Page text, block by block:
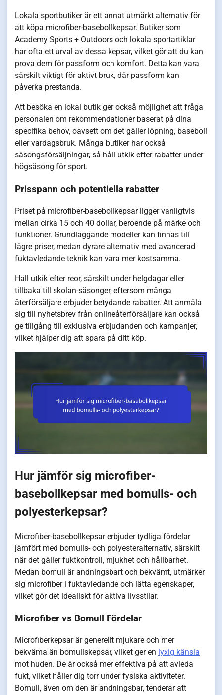
Lokala sportbutiker är ett annat utmärkt alternativ för
att köpa microfiber-basebollkepsar. Butiker som
Academy Sports + Outdoors och lokala sportartiklar
har ofta ett urval av dessa kepsar, vilket gör att du kan
prova dem för passform och komfort. Detta kan vara
särskilt viktigt för aktivt bruk, där passform kan
påverka prestanda.
Att besöka en lokal butik ger också möjlighet att fråga
personalen om rekommendationer baserat på dina
specifika behov, oavsett om det gäller löpning, baseboll
eller vardagsbruk. Många butiker har också
säsongsförsäljningar, så håll utkik efter rabatter under
högsäsong för sport.
Prisspann och potentiella rabatter
Priset på microfiber-basebollkepsar ligger vanligtvis
mellan cirka 15 och 40 dollar, beroende på märke och
funktioner. Grundläggande modeller kan finnas till
lägre priser, medan dyrare alternativ med avancerad
fuktavledande teknik kan vara mer kostsamma.
Håll utkik efter reor, särskilt under helgdagar eller
tillbaka till skolan-säsonger, eftersom många
återförsäljare erbjuder betydande rabatter. Att anmäla
sig till nyhetsbrev från onlineåterförsäljare kan också
ge tillgång till exklusiva erbjudanden och kampanjer,
vilket hjälper dig att spara på ditt köp.
Hur jämför sig microfiber-
basebollkepsar med bomulls- och
polyesterkepsar?
Microfiber-basebollkepsar erbjuder tydliga fördelar
jämfört med bomulls- och polyesteralternativ, särskilt
när det gäller fuktkontroll, mjukhet och hållbarhet.
Medan bomull är andningsbart och bekvämt, utmärker
sig microfiber i fuktavledande och lätta egenskaper,
vilket gör det idealiskt för aktiva livsstilar.
Microfiber vs Bomull Fördelar
Microfiberkepsar är generellt mjukare och mer
bekväma än bomullskepsar, vilket ger en lyxig känsla
mot huden. De är också mer effektiva på att avleda
fukt, vilket håller dig torr under fysiska aktiviteter.
Bomull, även om den är andningsbar, tenderar att